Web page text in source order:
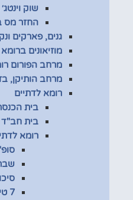
שוק
החזר מס
גנים, פארקים
מוזיאונים ברומא
מרחב הפורום
מרחב הותיקן,
רומא לדתיים
בית
בית חב"ד
רומא
7 טיפים על רומא בתקופת הקורונה לטובת שומרי כשרות